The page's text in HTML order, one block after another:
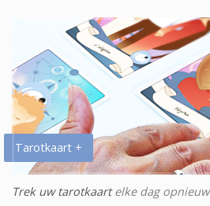
Tarotkaart +
Trek uw tarotkaartelke dag opnieuw